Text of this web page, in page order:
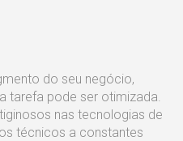
do seu negócio,
tarefa pode ser otimizada.
nas tecnologias de
técnicos a constantes